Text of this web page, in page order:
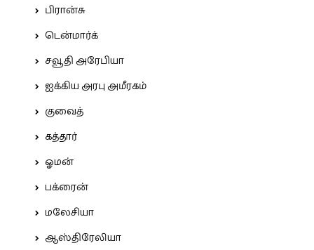
பிரான்சு
டென்மார்க்
சவூதி அரேபியா
ஐக்கிய அரபு அமீரகம்
குவைத்
கத்தார்
ஓமன்
பக்ரைன்
மலேசியா
ஆஸ்திரேலியா